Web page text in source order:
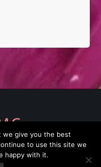
we give you the best
to use this site we
happy with it.